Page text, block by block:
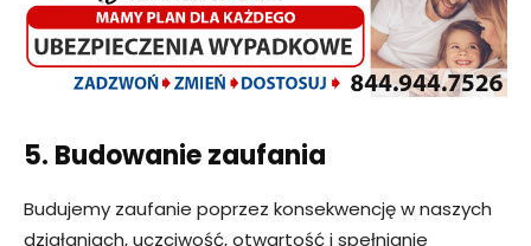
5. Budowanie zaufania
Budujemy zaufanie poprzez konsekwencję w naszych
działaniach, uczciwość, otwartość i spełnianie